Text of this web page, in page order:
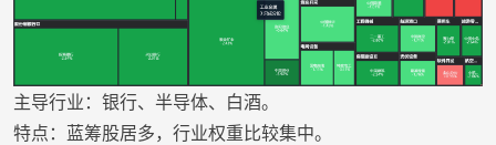
主导行业：银行、半导体、白酒。
特点：蓝筹股居多，行业权重比较集中。